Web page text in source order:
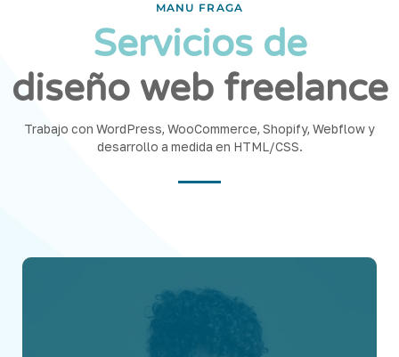
MANU FRAGA
Servicios de
diseño web freelance
Trabajo con WordPress, WooCommerce, Shopify, Webflow y
desarrollo a medida en HTML/CSS.